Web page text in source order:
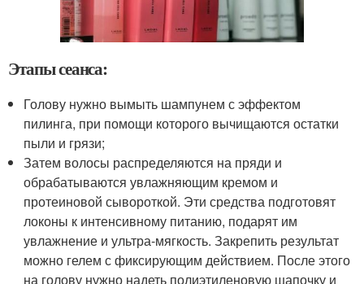
Этапы сеанса:
Голову нужно вымыть шампунем с эффектом
пилинга, при помощи которого вычищаются остатки
пыли и грязи;
Затем волосы распределяются на пряди и
обрабатываются увлажняющим кремом и
протеиновой сывороткой. Эти средства подготовят
локоны к интенсивному питанию, подарят им
увлажнение и ультра-мягкость. Закрепить результат
можно гелем с фиксирующим действием. После этого
на голову нужно надеть полиэтиленовую шапочку и